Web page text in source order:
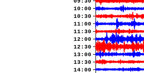
09:30
10:00
10:30
11:00
11:30
12:00
12:30
13:00
13:30
14:00